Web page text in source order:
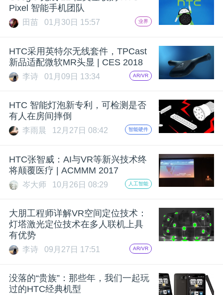
Pixel 智能手机团队
田苗 01月30日 15:57 业界
HTC采用英特尔无线套件，TPCast
新品适配微软MR头显 | CES 2018
李诗 01月09日 13:34 AR/VR
HTC 智能灯泡新专利，可检测是否
有人在房间摔倒
李雨晨 12月27日 08:42 智能硬件
HTC张智威：AI与VR等新兴技术终
将颠覆医疗 | ACMMM 2017
岑大师 10月26日 08:29 人工智能
大朋工程师详解VR空间定位技术：
灯塔激光定位技术在多人联机上具
有优势
李诗 09月27日 17:51 AR/VR
没落的“贵族”：那些年，我们一起玩
过的HTC经典机型